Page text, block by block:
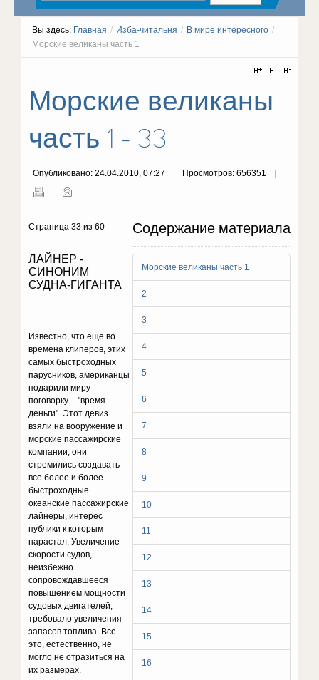
Вы здесь: Главная / Изба-читальня / В мире интересного /
Морские великаны часть 1
Морские великаны
часть 1 - 33
Опубликовано: 24.04.2010, 07:27 Просмотров: 656351
Содержание материала
Морские великаны часть 1
2
3
4
5
6
7
8
9
10
11
12
13
14
15
16
Страница 33 из 60
ЛАЙНЕР -
СИНОНИМ
СУДНА-ГИГАНТА
Известно, что еще во
времена клиперов, этих
самых быстроходных
парусников, американцы
подарили миру
поговорку – "время -
деньги". Этот девиз
взяли на вооружение и
морские пассажирские
компании, они
стремились создавать
все более и более
быстроходные
океанские пассажирские
лайнеры, интерес
публики к которым
нарастал. Увеличение
скорости судов,
неизбежно
сопровождавшееся
повышением мощности
судовых двигателей,
требовало увеличения
запасов топлива. Все
это, естественно, не
могло не отразиться на
их размерах.